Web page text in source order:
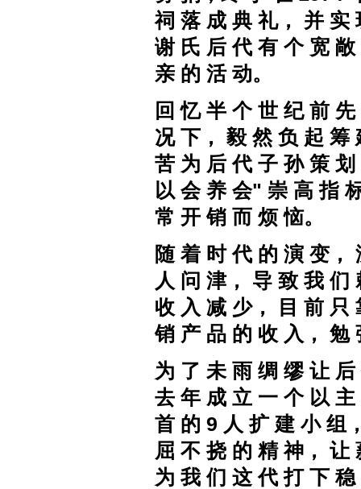
祠 落 成 典 礼， 并 实
谢 氏 后 代 有 个 宽
亲 的 活 动。
回 忆 半 个 世 纪 前
况 下， 毅 然 负 起 筹
苦 为 后 代 子 孙 策 划
以 会 养 会" 崇 高 指
常 开 销 而 烦 恼。
随 着 时 代 的 演 变，
人 问 津， 导 致 我 们
收 入 减 少， 目 前 只
销 产 品 的 收 入， 勉
为 了 未 雨 绸 缪让 后
去 年 成 立 一 个 以
首 的 9 人 扩 建 小 组
屈 不 挠 的 精 神， 让
为 我 们 这 代 打 下